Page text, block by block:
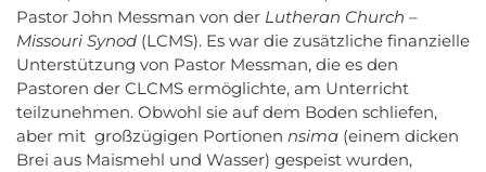
Pastor John Messman von der Lutheran Church –
Missouri Synod (LCMS). Es war die zusätzliche finanzielle
Unterstützung von Pastor Messman, die es den
Pastoren der CLCMS ermöglichte, am Unterricht
teilzunehmen. Obwohl sie auf dem Boden schliefen,
aber mit großzügigen Portionen nsima (einem dicken
Brei aus Maismehl und Wasser) gespeist wurden,